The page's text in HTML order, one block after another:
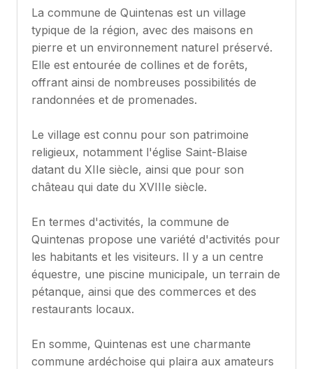
La commune de Quintenas est un village
typique de la région, avec des maisons en
pierre et un environnement naturel préservé.
Elle est entourée de collines et de forêts,
offrant ainsi de nombreuses possibilités de
randonnées et de promenades.
Le village est connu pour son patrimoine
religieux, notamment l'église Saint-Blaise
datant du XIIe siècle, ainsi que pour son
château qui date du XVIIIe siècle.
En termes d'activités, la commune de
Quintenas propose une variété d'activités pour
les habitants et les visiteurs. Il y a un centre
équestre, une piscine municipale, un terrain de
pétanque, ainsi que des commerces et des
restaurants locaux.
En somme, Quintenas est une charmante
commune ardéchoise qui plaira aux amateurs